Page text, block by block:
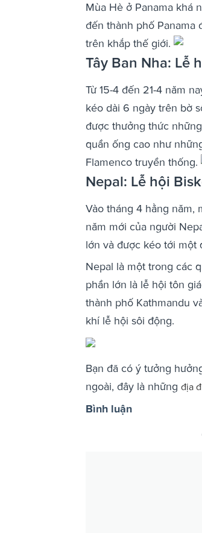
Mùa Hè ở Panama khá
đến thành phố Panama
trên khắp thế giới.
Tây Ban Nha: Lễ
Từ 15-4 đến 21-4 năm
kéo dài 6 ngày trên bờ
được thưởng thức
quần ống cao như
Flamenco truyền thống.
Nepal: Lễ hội
Vào tháng 4 hằng năm,
năm mới của người
lớn và được kéo tới một
Nepal là một trong các
phần lớn là lễ hội tôn
thành phố Kathmandu
khí lễ hội sôi động.
Bạn đã có ý tưởng
ngoài, đây là những địa
Bình luận